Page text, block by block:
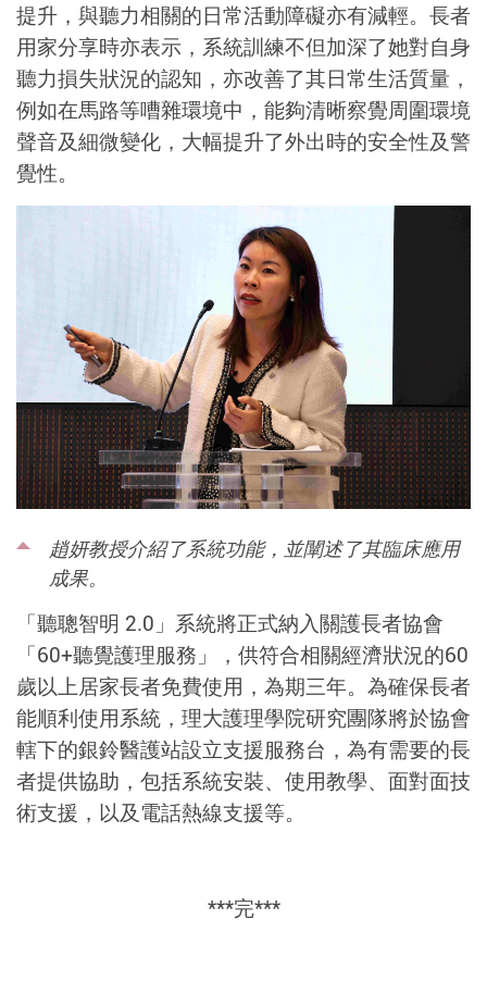
提升，與聽力相關的日常活動障礙亦有減輕。長者
用家分享時亦表示，系統訓練不但加深了她對自身
聽力損失狀況的認知，亦改善了其日常生活質量，
例如在馬路等嘈雜環境中，能夠清晰察覺周圍環境
聲音及細微變化，大幅提升了外出時的安全性及警
覺性。
趙妍教授介紹了系統功能，並闡述了其臨床應用
成果。
「聽聰智明 2.0」系統將正式納入關護長者協會
「60+聽覺護理服務」，供符合相關經濟狀況的60
歲以上居家長者免費使用，為期三年。為確保長者
能順利使用系統，理大護理學院研究團隊將於協會
轄下的銀鈴醫護站設立支援服務台，為有需要的長
者提供協助，包括系統安裝、使用教學、面對面技
術支援，以及電話熱線支援等。
***完***